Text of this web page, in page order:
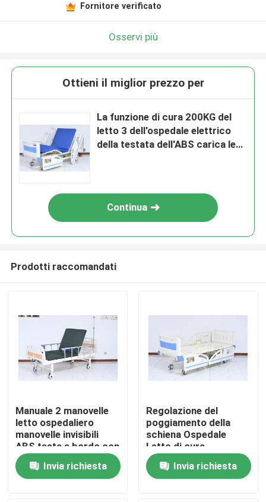
Prodotti
Circa noi
Fornitore verificato
Osservi più
Ottieni il miglior prezzo per
La funzione di cura 200KG del
letto 3 dell'ospedale elettrico
della testata dell'ABS carica le
Continua
Prodotti raccomandati
Manuale 2 manovelle
letto ospedaliero
manovelle invisibili
ABS testa e bordo con
5'castori silenziosi
mediciInvia richiesta
Regolazione del
poggiamento della
schiena Ospedale
Letto di cura
Regolazione
dell'altezza del letto
ABS Guardia di
Invia richiesta